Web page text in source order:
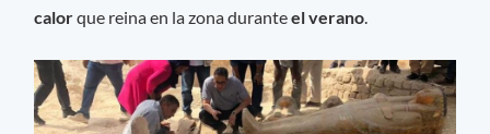
calorque reina en la zona duranteel verano